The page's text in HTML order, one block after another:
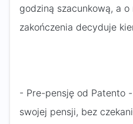
godziną szacunkową, a
zakończenia decyduje
- Pre-pensję od Patento
swojej pensji, bez